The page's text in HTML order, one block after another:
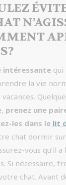
intéressante qui
la vie
prenez une
les dans le lit
chat dormir
vous qu’il
Si nécessaire,
chat. Avant